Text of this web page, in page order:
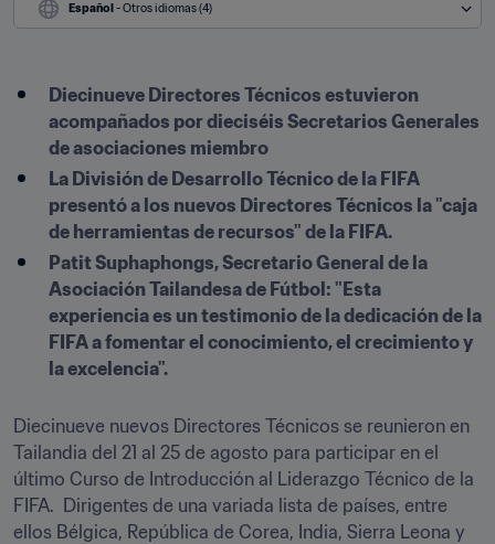
Español - Otros idiomas (4)
Diecinueve Directores Técnicos estuvieron
acompañados por dieciséis Secretarios Generales
de asociaciones miembro
La División de Desarrollo Técnico de la FIFA
presentó a los nuevos Directores Técnicos la "caja
de herramientas de recursos" de la FIFA.
Patit Suphaphongs, Secretario General de la
Asociación Tailandesa de Fútbol: "Esta
experiencia es un testimonio de la dedicación de la
FIFA a fomentar el conocimiento, el crecimiento y
la excelencia".
Diecinueve nuevos Directores Técnicos se reunieron en
Tailandia del 21 al 25 de agosto para participar en el
último Curso de Introducción al Liderazgo Técnico de la
FIFA.  Dirigentes de una variada lista de países, entre
ellos Bélgica, República de Corea, India, Sierra Leona y